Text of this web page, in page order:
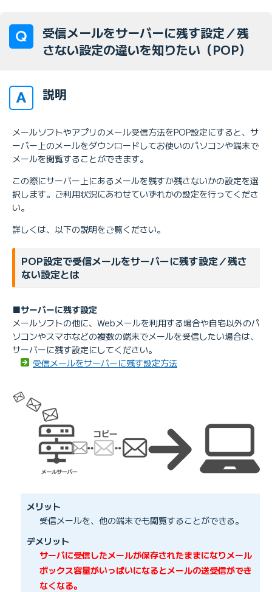
受信メールをサーバーに残す設定／残
さない設定の違いを知りたい（POP）
説明
メールソフトやアプリのメール受信方法をPOP設定にすると、サ
ーバー上のメールをダウンロードしてお使いのパソコンや端末で
メールを閲覧することができます。
この際にサーバー上にあるメールを残すか残さないかの設定を選
択します。ご利用状況にあわせていずれかの設定を行ってくださ
い。
詳しくは、以下の説明をご覧ください。
POP設定で受信メールをサーバーに残す設定／残さ
ない設定とは
■サーバーに残す設定
メールソフトの他に、Webメールを利用する場合や自宅以外のパ
ソコンやスマホなどの複数の端末でメールを受信したい場合は、
サーバーに残す設定にしてください。
受信メールをサーバーに残す設定方法
メリット
受信メールを、他の端末でも閲覧することができる。
デメリット
サーバに受信したメールが保存されたままになりメール
ボックス容量がいっぱいになるとメールの送受信ができ
なくなる。